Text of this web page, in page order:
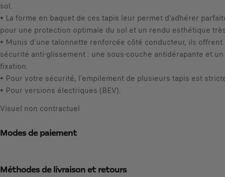
C
/
u
n
i
t
é
t
e
d
t
o
:
1
sol.
• La forme en baquet de ces tapis leur permet d'adhérer
pour une protection optimale du sol et un rendu esthétique
• Munis d'une talonnette renforcée côté conducteur, ils
sécurité anti-glissement : une sous-couche antidérapante et
fixation.
• Pour votre sécurité, l'empilement de plusieurs tapis est
• Pour versions électriques (BEV).
Visuel non contractuel
Modes de paiement
Méthodes de livraison et retours